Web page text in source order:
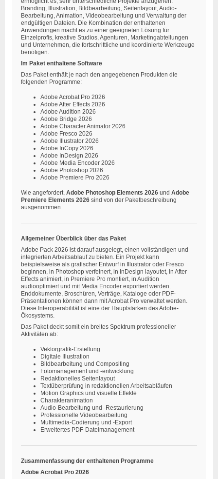
Branding, Illustration, Bildbearbeitung, Seitenlayout, Audio-
Bearbeitung, Animation, Videobearbeitung und Verwaltung der
endgültigen Dateien. Die Kombination der enthaltenen
Anwendungen macht es zu einer geeigneten Lösung für
Einzelprofis, kreative Studios, Agenturen, Marketingabteilungen
und Unternehmen, die fortschrittliche und koordinierte Werkzeuge
benötigen.
Im Paket enthaltene Software
Das Paket enthält je nach den angegebenen Produkten die
folgenden Programme:
Adobe Acrobat Pro 2026
Adobe After Effects 2026
Adobe Audition 2026
Adobe Bridge 2026
Adobe Character Animator 2026
Adobe Fresco 2026
Adobe Illustrator 2026
Adobe InCopy 2026
Adobe InDesign 2026
Adobe Media Encoder 2026
Adobe Photoshop 2026
Adobe Premiere Pro 2026
Wie angefordert, Adobe Photoshop Elements 2026 und Adobe
Premiere Elements 2026 sind von der Paketbeschreibung
ausgenommen.
Allgemeiner Überblick über das Paket
Adobe Pack 2026 ist darauf ausgelegt, einen vollständigen und
integrierten Arbeitsablauf zu bieten. Ein Projekt kann
beispielsweise als grafischer Entwurf in Illustrator oder Fresco
beginnen, in Photoshop verfeinert, in InDesign layoutet, in After
Effects animiert, in Premiere Pro montiert, in Audition
audiooptimiert und mit Media Encoder exportiert werden.
Enddokumente, Broschüren, Verträge, Kataloge oder PDF-
Präsentationen können dann mit Acrobat Pro verwaltet werden.
Diese Interoperabilität ist eine der Hauptstärken des Adobe-
Ökosystems.
Das Paket deckt somit ein breites Spektrum professioneller
Aktivitäten ab:
Vektorgrafik-Erstellung
Digitale Illustration
Bildbearbeitung und Compositing
Fotomanagement und -entwicklung
Redaktionelles Seitenlayout
Textüberprüfung in redaktionellen Arbeitsabläufen
Motion Graphics und visuelle Effekte
Charakteranimation
Audio-Bearbeitung und -Restaurierung
Professionelle Videobearbeitung
Multimedia-Codierung und -Export
Erweitertes PDF-Dateimanagement
Zusammenfassung der enthaltenen Programme
Adobe Acrobat Pro 2026